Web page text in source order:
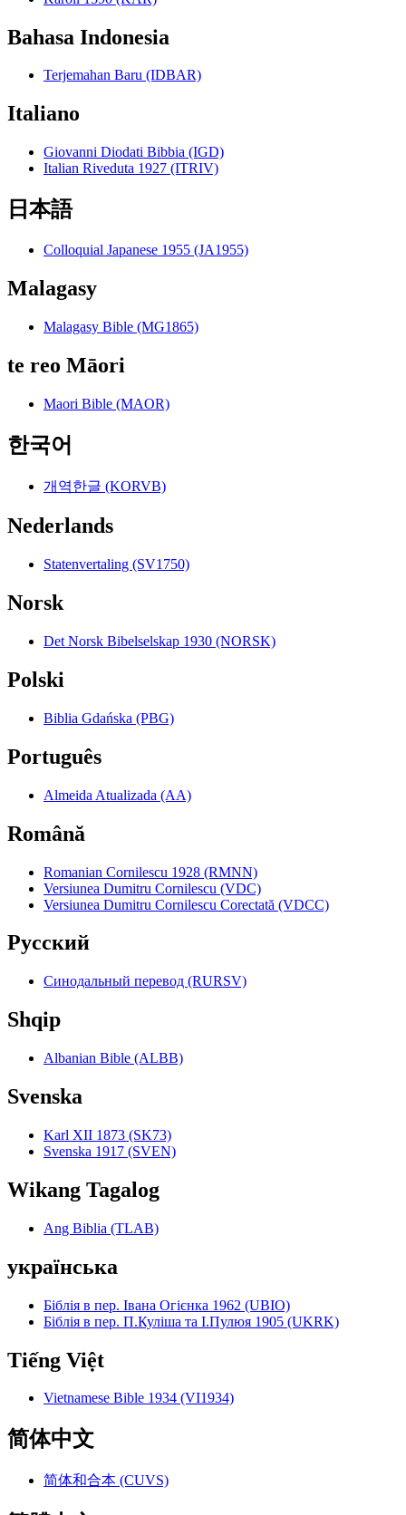
Bahasa Indonesia
Terjemahan Baru (IDBAR)
Italiano
Giovanni Diodati Bibbia (IGD)
Italian Riveduta 1927 (ITRIV)
日本語
Colloquial Japanese 1955 (JA1955)
Malagasy
Malagasy Bible (MG1865)
te reo Māori
Maori Bible (MAOR)
한국어
개역한글 (KORVB)
Nederlands
Statenvertaling (SV1750)
Norsk
Det Norsk Bibelselskap 1930 (NORSK)
Polski
Biblia Gdańska (PBG)
Português
Almeida Atualizada (AA)
Română
Romanian Cornilescu 1928 (RMNN)
Versiunea Dumitru Cornilescu (VDC)
Versiunea Dumitru Cornilescu Corectată (VDCC)
Pyccкий
Синодальный перевод (RURSV)
Shqip
Albanian Bible (ALBB)
Svenska
Karl XII 1873 (SK73)
Svenska 1917 (SVEN)
Wikang Tagalog
Ang Biblia (TLAB)
українська
Біблія в пер. Івана Огієнка 1962 (UBIO)
Біблія в пер. П.Куліша та І.Пулюя 1905 (UKRK)
Tiếng Việt
Vietnamese Bible 1934 (VI1934)
简体中文
简体和合本 (CUVS)